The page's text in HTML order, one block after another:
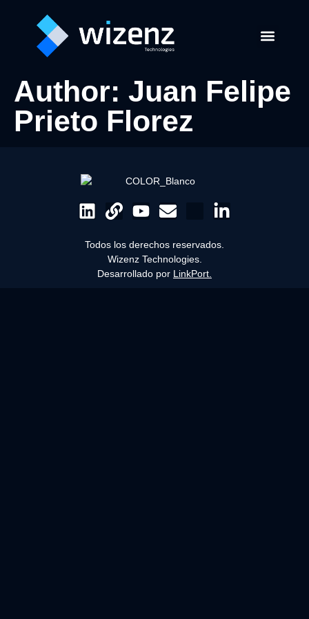
Author: Juan Felipe
Prieto Florez
Todos los derechos reservados.
Wizenz Technologies.
Desarrollado por LinkPort.